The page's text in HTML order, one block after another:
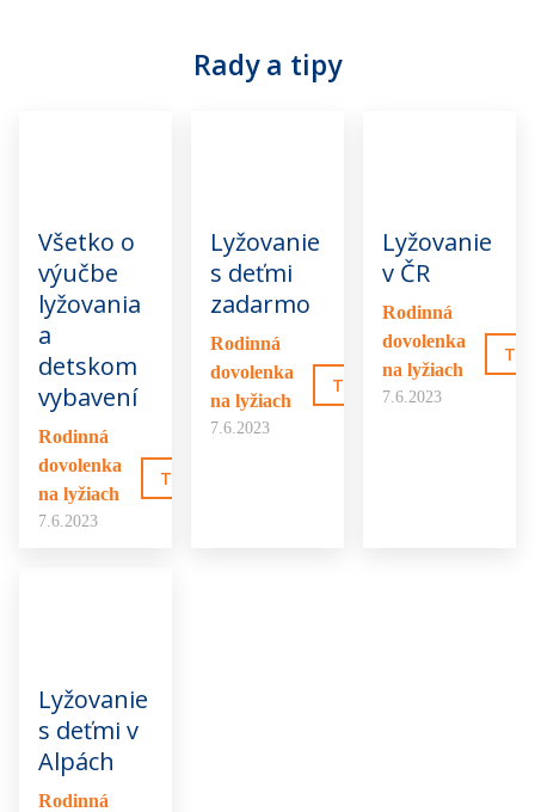
Rady a tipy
Všetko o
výučbe
lyžovania
a
detskom
vybavení
Rodinná
dovolenka
na lyžiach
7.6.2023
TO MA ZAUJÍMA
Lyžovanie
s deťmi
zadarmo
Rodinná
dovolenka
na lyžiach
7.6.2023
TO MA ZAUJÍMA
Lyžovanie
v ČR
Rodinná
dovolenka
na lyžiach
7.6.2023
TO
Lyžovanie
s deťmi v
Alpách
Rodinná